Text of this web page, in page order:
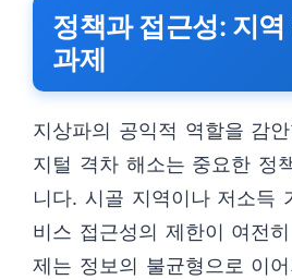
정책과 접근성: 지
과제
지상파의 공익적 역할을 감
지털 격차 해소는 중요한 정
니다. 시골 지역이나 저소득
비스 접근성의 제한이 여전
제는 정보의 불균형으로 이